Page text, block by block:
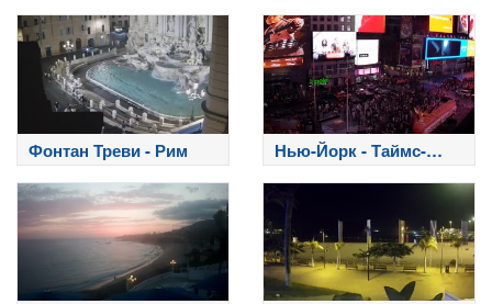
Фонтан Треви - Рим
Нью-Йорк - Таймс-
Сквер